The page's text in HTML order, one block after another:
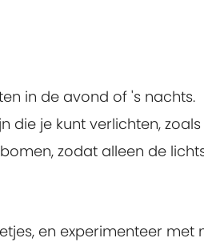
in de avond of 's nachts.
die je kunt verlichten,
zodat alleen de
en experimenteer